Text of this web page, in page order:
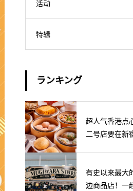
活动
特辑
ランキング
超人气香港点
二号店要在新
有史以来最大
边商品店！一